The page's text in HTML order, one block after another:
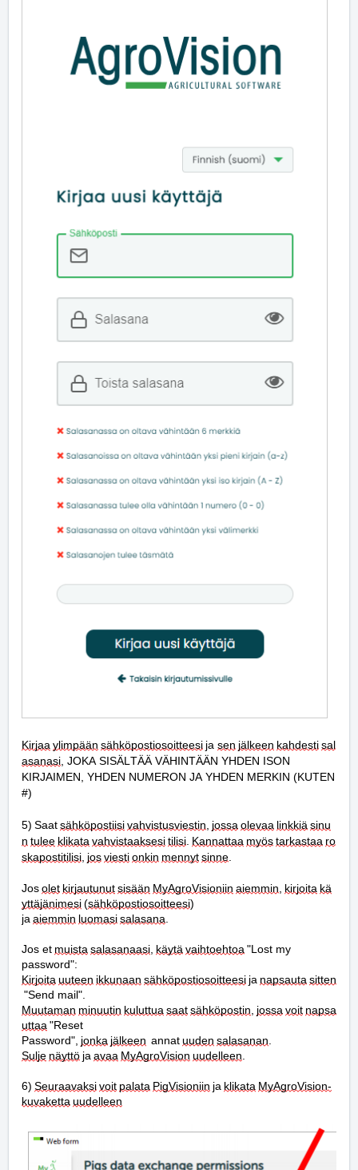
Kirjaa ylimpään sähköpostiosoitteesi ja sen jälkeen kahdestisal
asanasi , JOKA SISÄLTÄÄ VÄHINTÄÄN YHDEN ISON
KIRJAIMEN, YHDEN NUMERON JA YHDEN MERKIN (KUTEN
#)
5) Saatsähköpostiisivahvistusviestin jossa olevaa linkkiä sinu
n tulee klikata vahvistaaksesitilisi Kannattaa myöstarkastaa ro
skapostitilisi josviestionkin mennytsinne
Jos olet kirjautunutsisään MyAgroVisioniin aiemmin kirjoita kä
yttäjänimesi (sähköpostiosoitteesi)
ja aiemmin luomasisalasana
Jos et muista salasanaasi käytä vaihtoehtoa "Lost my
password":
Kirjoita uuteen ikkunaan sähköpostiosoitteesi ja napsauta sitten
"Send mail".
Muutaman minuutin kuluttua saatsähköpostin jossa voit napsa
uttaa "Reset
Password", jonka jälkeen annat uuden salasanan
Sulje näyttö ja avaa MyAgroVision uudelleen
6) Seuraavaksivoit palata PigVisioniin ja klikata MyAgroVision-
kuvaketta uudelleen